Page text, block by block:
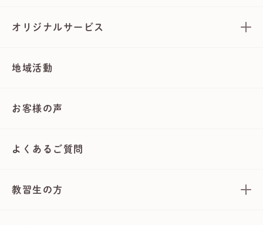
オリジナルサービス
地域活動
お客様の声
よくあるご質問
教習生の方